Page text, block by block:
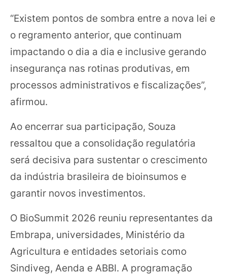
“Existem pontos de sombra entre a nova lei e
o regramento anterior, que continuam
impactando o dia a dia e inclusive gerando
insegurança nas rotinas produtivas, em
processos administrativos e fiscalizações”,
afirmou.
Ao encerrar sua participação, Souza
ressaltou que a consolidação regulatória
será decisiva para sustentar o crescimento
da indústria brasileira de bioinsumos e
garantir novos investimentos.
O BioSummit 2026 reuniu representantes da
Embrapa, universidades, Ministério da
Agricultura e entidades setoriais como
Sindiveg, Aenda e ABBI. A programação